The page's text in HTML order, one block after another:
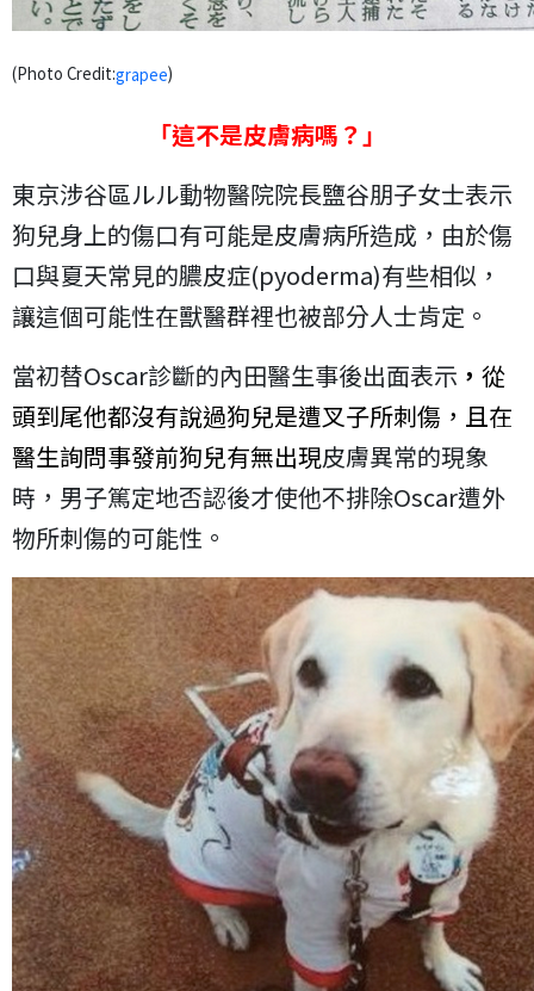
(Photo Credit:grapee)
「這不是皮膚病嗎？」
東京涉谷區ルル動物醫院院長鹽谷朋子女士表示
狗兒身上的傷口有可能是皮膚病所造成，由於傷
口與夏天常見的膿皮症(pyoderma)有些相似，
讓這個可能性在獸醫群裡也被部分人士肯定。
當初替Oscar診斷的內田醫生事後出面表示 ， 從
頭到尾他都沒有說過狗兒是遭叉子所刺傷 ，且在
醫生詢問事發前狗兒有無出現皮膚異常的現象
時，男子篤定地否認後才使他不排除Oscar遭外
物所刺傷的可能性。